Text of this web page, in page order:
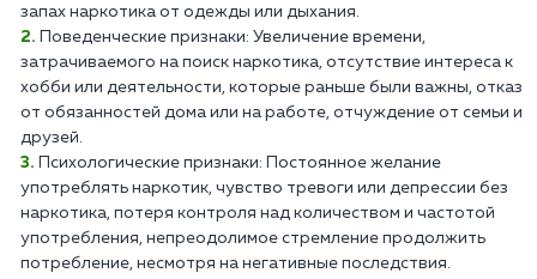
запах наркотика от одежды или дыхания.
Поведенческие признаки: Увеличение времени,
затрачиваемого на поиск наркотика, отсутствие интереса к
хобби или деятельности, которые раньше были важны, отказ
от обязанностей дома или на работе, отчуждение от семьи и
друзей.
Психологические признаки: Постоянное желание
употреблять наркотик, чувство тревоги или депрессии без
наркотика, потеря контроля над количеством и частотой
употребления, непреодолимое стремление продолжить
потребление, несмотря на негативные последствия.